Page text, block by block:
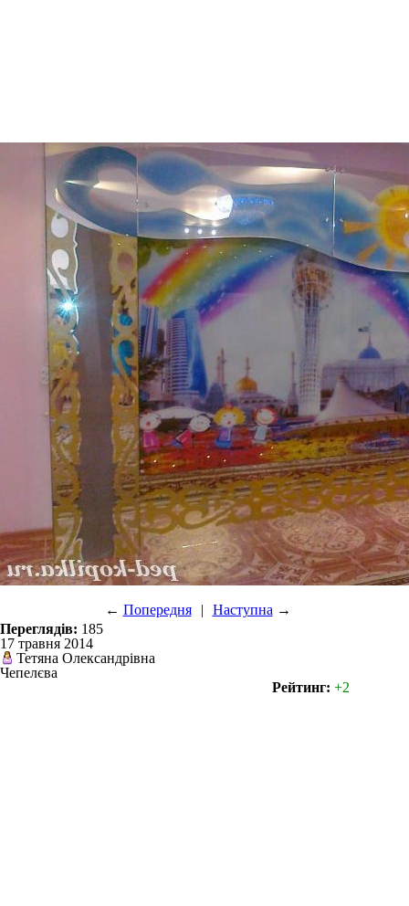
← Попередня | Наступна →
Переглядів: 185
17 травня 2014
Тетяна Олександрівна
Чепелєва
Рейтинг: +2